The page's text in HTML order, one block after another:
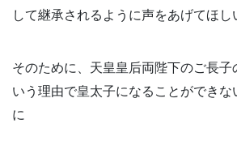
して継承されるように声をあげてほし
そのために、天皇皇后両陛下のご長子
いう理由で皇太子になることができな
に